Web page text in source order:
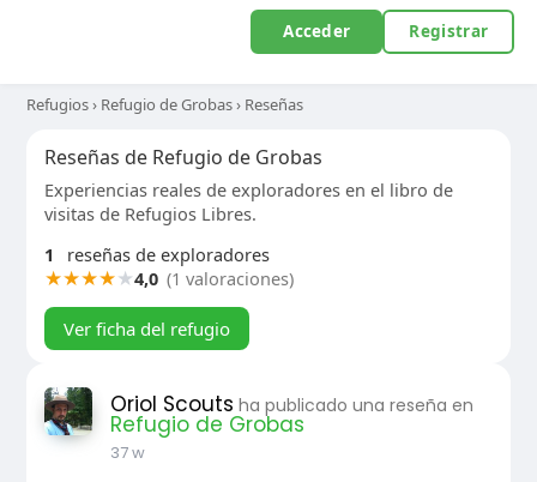
Acceder Registrar
Refugios› Refugio de Grobas› Reseñas
Reseñas de Refugio de Grobas
Experiencias reales de exploradores en el libro de
visitas de Refugios Libres.
1
reseñas de exploradores
★★★★★4,0 (1 valoraciones)
Ver ficha del refugio
Oriol Scouts ha publicado una reseña en
Refugio de Grobas
37 w